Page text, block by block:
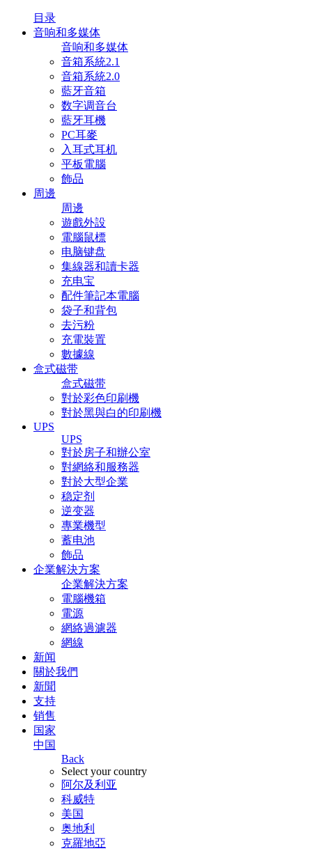
目录
音响和多媒体
音响和多媒体
音箱系統2.1
音箱系統2.0
藍牙音箱
数字调音台
藍牙耳機
PC耳麥
入耳式耳机
平板電腦
飾品
周邊
周邊
遊戲外設
電腦鼠標
电脑键盘
集線器和讀卡器
充电宝
配件筆記本電腦
袋子和背包
去污粉
充電裝置
數據線
盒式磁带
盒式磁带
對於彩色印刷機
對於黑與白的印刷機
UPS
UPS
對於房子和辦公室
對網絡和服務器
對於大型企業
稳定剂
逆变器
專業機型
蓄电池
飾品
企業解決方案
企業解決方案
電腦機箱
電源
網絡過濾器
網線
新闻
關於我們
新聞
支持
销售
国家
中国
Back
Select your country
阿尔及利亚
科威特
美国
奥地利
克羅地亞